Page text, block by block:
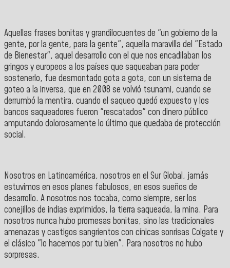
Aquellas frases bonitas y grandilocuentes de "un gobierno de la
gente, por la gente, para la gente", aquella maravilla del "Estado
de Bienestar", aquel desarrollo con el que nos encadilaban los
gringos y europeos a los países que saqueaban para poder
sostenerlo, fue desmontado gota a gota, con un sistema de
goteo a la inversa, que en 2008 se volvió tsunami, cuando se
derrumbó la mentira, cuando el saqueo quedó expuesto y los
bancos saqueadores fueron "rescatados" con dinero público
amputando dolorosamente lo último que quedaba de protección
social.
Nosotros en Latinoamérica, nosotros en el Sur Global, jamás
estuvimos en esos planes fabulosos, en esos sueños de
desarrollo. A nosotros nos tocaba, como siempre, ser los
conejillos de indias exprimidos, la tierra saqueada, la mina. Para
nosotros nunca hubo promesas bonitas, sino las tradicionales
amenazas y castigos sangrientos con cínicas sonrisas Colgate y
el clásico "lo hacemos por tu bien". Para nosotros no hubo
sorpresas.